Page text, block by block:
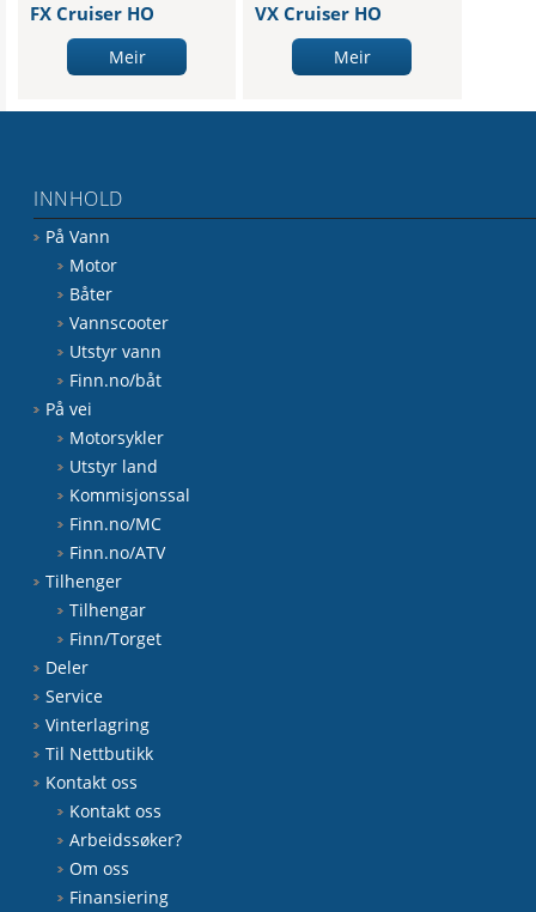
FX Cruiser HO
Meir
VX Cruiser HO
Meir
INNHOLD
På Vann
Motor
Båter
Vannscooter
Utstyr vann
Finn.no/båt
På vei
Motorsykler
Utstyr land
Kommisjonssal
Finn.no/MC
Finn.no/ATV
Tilhenger
Tilhengar
Finn/Torget
Deler
Service
Vinterlagring
Til Nettbutikk
Kontakt oss
Kontakt oss
Arbeidssøker?
Om oss
Finansiering